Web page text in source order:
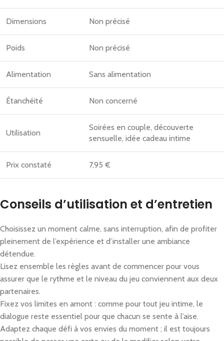
Dimensions Non précisé
Poids Non précisé
Alimentation Sans alimentation
Étanchéité Non concerné
Utilisation
Soirées en couple, découverte
sensuelle, idée cadeau intime
Prix constaté 7,95 €
Conseils d’utilisation et d’entretien
Choisissez un moment calme, sans interruption, afin de profiter
pleinement de l’expérience et d’installer une ambiance
détendue.
Lisez ensemble les règles avant de commencer pour vous
assurer que le rythme et le niveau du jeu conviennent aux deux
partenaires.
Fixez vos limites en amont : comme pour tout jeu intime, le
dialogue reste essentiel pour que chacun se sente à l’aise.
Adaptez chaque défi à vos envies du moment ; il est toujours